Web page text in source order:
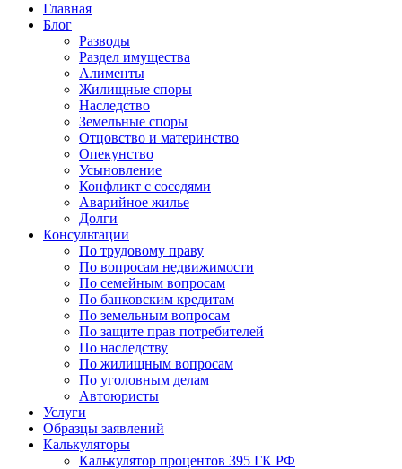
Главная
Блог
Разводы
Раздел имущества
Алименты
Жилищные споры
Наследство
Земельные споры
Отцовство и материнство
Опекунство
Усыновление
Конфликт с соседями
Аварийное жилье
Долги
Консультации
По трудовому праву
По вопросам недвижимости
По семейным вопросам
По банковским кредитам
По земельным вопросам
По защите прав потребителей
По наследству
По жилищным вопросам
По уголовным делам
Автоюристы
Услуги
Образцы заявлений
Калькуляторы
Калькулятор процентов 395 ГК РФ